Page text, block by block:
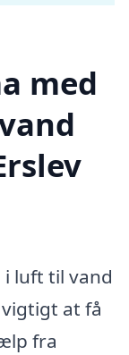
med
luft til vand
at få
fra